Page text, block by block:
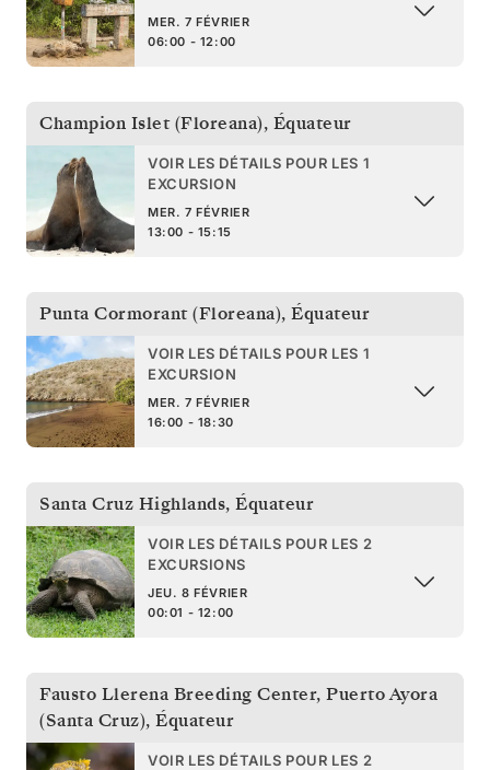
MER. 7 FÉVRIER
06:00 - 12:00
Champion Islet (Floreana), Équateur
VOIR LES DÉTAILS POUR LES 1
EXCURSION
MER. 7 FÉVRIER
13:00 - 15:15
Punta Cormorant (Floreana), Équateur
VOIR LES DÉTAILS POUR LES 1
EXCURSION
MER. 7 FÉVRIER
16:00 - 18:30
Santa Cruz Highlands, Équateur
VOIR LES DÉTAILS POUR LES 2
EXCURSIONS
JEU. 8 FÉVRIER
00:01 - 12:00
Fausto Llerena Breeding Center, Puerto Ayora
(Santa Cruz), Équateur
VOIR LES DÉTAILS POUR LES 2